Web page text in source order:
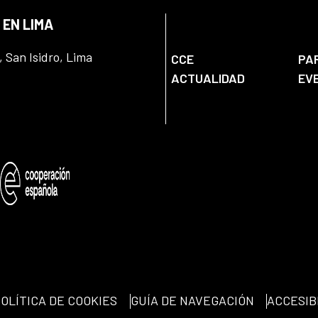
LIMA
San Isidro, Lima CCE
ACTUALIDAD
DE COOKIES GUÍA DE NAVEGACIÓN